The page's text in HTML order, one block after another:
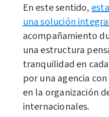
En este sentido,
una solución
acompañamiento
una estructura
tranquilidad en
por una agencia
en la organización
internacionales.